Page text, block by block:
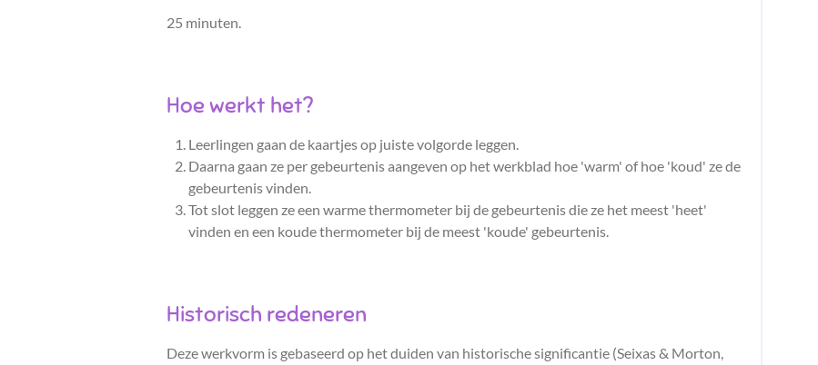
25 minuten.
Hoe werkt het?
Leerlingen gaan de kaartjes op juiste volgorde leggen.
Daarna gaan ze per gebeurtenis aangeven op het werkblad hoe 'warm' of hoe 'koud' ze de
gebeurtenis vinden.
Tot slot leggen ze een warme thermometer bij de gebeurtenis die ze het meest 'heet'
vinden en een koude thermometer bij de meest 'koude' gebeurtenis.
Historisch redeneren
Deze werkvorm is gebaseerd op het duiden van historische significantie (Seixas & Morton,